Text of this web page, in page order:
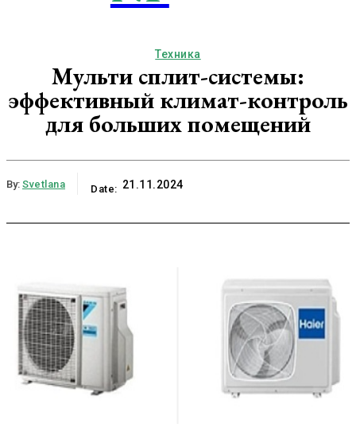
Техника
Мульти сплит-системы:
эффективный климат-контроль
для больших помещений
By: Svetlana Date: 21.11.2024